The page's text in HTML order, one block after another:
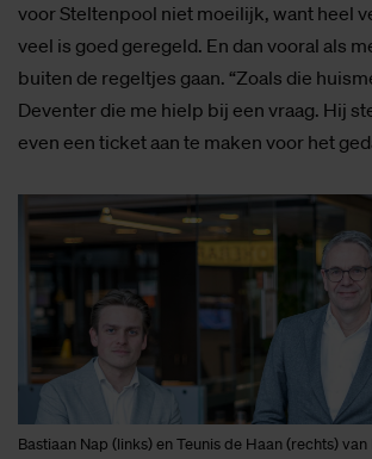
voor Steltenpool niet moeilijk, want heel
veel is goed geregeld. En dan vooral als
buiten de regeltjes gaan. “Zoals die
Deventer die me hielp bij een vraag. Hij
even een ticket aan te maken voor het
Bastiaan Nap (links) en Teunis de Haan (rechts) van